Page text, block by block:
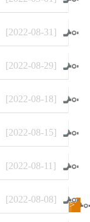
[2022-08-31 ]
[2022-08-29]
[2022-08-18]
[2022-08-15]
[2022-08-11 ]
[2022-08-08]
进入新闻 频道>>